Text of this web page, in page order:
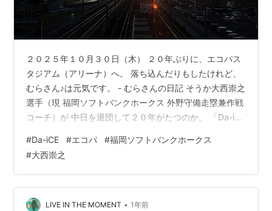
２０２５年１０月３０日（木） ２０年ぶりに、エコパス
タジアム（アリーナ）へ。 落ち込んだりもしたけれど、
むらさん♪は元気です。 - むらさんの日記 そうか大西崇之
選手（現 福岡ソフトバンクホークス 外野守備走塁兼作戦
コーチ）が 中日を退団して２０年がたつのか。 「Da-iCE
Da-iCE（ダイス）オフィシャルサイト ＪＲ東海道線 愛野
駅からの夕陽 写ってないけど、この立て看板、すっごい
行列 最高 そして、そのライブ帰り、新幹線内で。 福岡
ソフトバンクホークス、大西コーチ、 日本一本当におめ
でとうございます！！…
#Da-iCE #エコパ #福岡ソフトバンクホークス
#大西崇之
LIVE IN THE MOMENT • 1年前